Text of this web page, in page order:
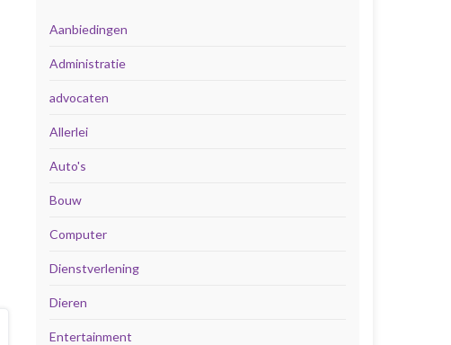
Aanbiedingen
Administratie
advocaten
Allerlei
Auto's
Bouw
Computer
Dienstverlening
Dieren
Entertainment